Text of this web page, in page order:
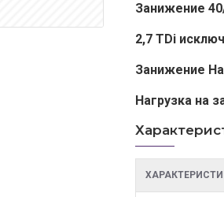
Занижение
2,7 TDi
Занижение
Нагрузка на